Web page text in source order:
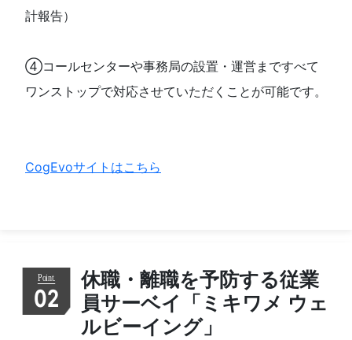
計報告）
④コールセンターや事務局の設置・運営まですべて
ワンストップで対応させていただくことが可能です。
CogEvoサイトはこちら
02
休職・離職を予防する従業
員サーベイ「ミキワメ ウェ
ルビーイング」